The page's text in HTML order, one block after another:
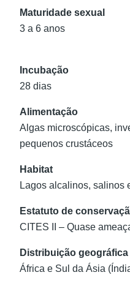
Maturidade sexual
3 a 6 anos
Incubação
28 dias
Alimentação
Algas microscópicas,
pequenos crustáceos
Habitat
Lagos alcalinos, salinos
Estatuto de
CITES II – Quase
Distribuição geográfica
África e Sul da Ásia